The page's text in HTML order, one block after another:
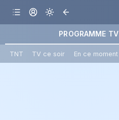
PROGRAMME TV
TNT TV ce soir En ce moment